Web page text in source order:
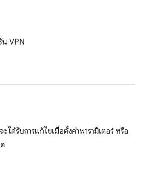
น VPN
ได้รับการแก้ไขเมื่อตั้งค่าพารามิเตอร์ หรือ